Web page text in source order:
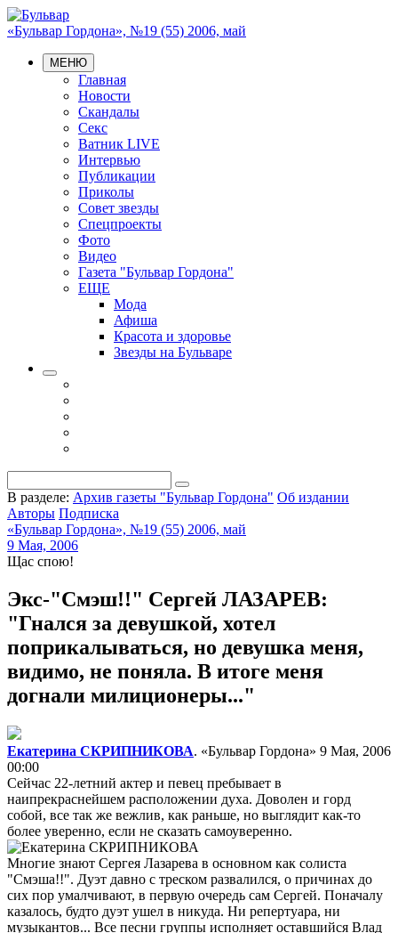
«Бульвар Гордона», №19 (55) 2006, май
МЕНЮ
Главная
Новости
Скандалы
Секс
Ватник LIVE
Интервью
Публикации
Приколы
Совет звезды
Спецпроекты
Фото
Видео
Газета "Бульвар Гордона"
ЕЩЕ
Мода
Афиша
Красота и здоровье
Звезды на Бульваре
В разделе: Архив газеты "Бульвар Гордона" Об издании
Авторы Подписка
«Бульвар Гордона», №19 (55) 2006, май
9 Мая, 2006
Щас спою!
Экс-"Смэш!!" Сергей ЛАЗАРЕВ:
"Гнался за девушкой, хотел
поприкалываться, но девушка меня,
видимо, не поняла. В итоге меня
догнали милиционеры..."
Екатерина СКРИПНИКОВА. «Бульвар Гордона» 9 Мая, 2006
00:00
Сейчас 22-летний актер и певец пребывает в
наипрекраснейшем расположении духа. Доволен и горд
собой, все так же вежлив, как раньше, но выглядит как-то
более уверенно, если не сказать самоуверенно.
Многие знают Сергея Лазарева в основном как солиста
"Смэша!!". Дуэт давно с треском развалился, о причинах до
сих пор умалчивают, в первую очередь сам Сергей. Поначалу
казалось, будто дуэт ушел в никуда. Ни репертуара, ни
музыкантов... Все песни группы исполняет оставшийся Влад